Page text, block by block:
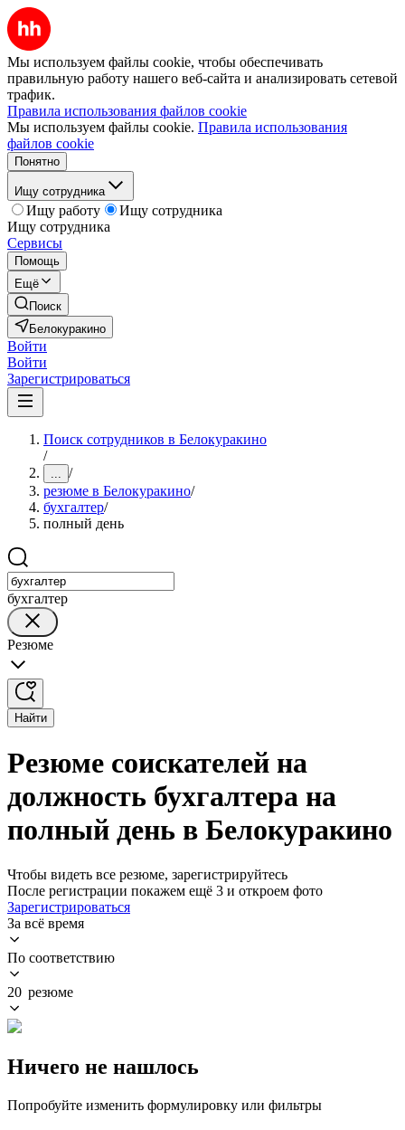
Мы используем файлы cookie, чтобы обеспечивать
правильную работу нашего веб-сайта и анализировать сетевой
трафик.
Правила использования файлов cookie
Мы используем файлы cookie. Правила использования
файлов cookie
Понятно
Ищу сотрудника
Ищу работу
Ищу сотрудника
Ищу сотрудника
Сервисы
Помощь
Ещё
Поиск
Белокуракино
Войти
Войти
Зарегистрироваться
Поиск сотрудников в Белокуракино
/
... /
резюме в Белокуракино/
бухгалтер/
полный день
бухгалтер
Резюме
Найти
Резюме соискателей на
должность бухгалтера на
полный день в Белокуракино
Чтобы видеть все резюме, зарегистрируйтесь
После регистрации покажем ещё 3 и откроем фото
Зарегистрироваться
За всё время
По соответствию
20 резюме
Ничего не нашлось
Попробуйте изменить формулировку или фильтры